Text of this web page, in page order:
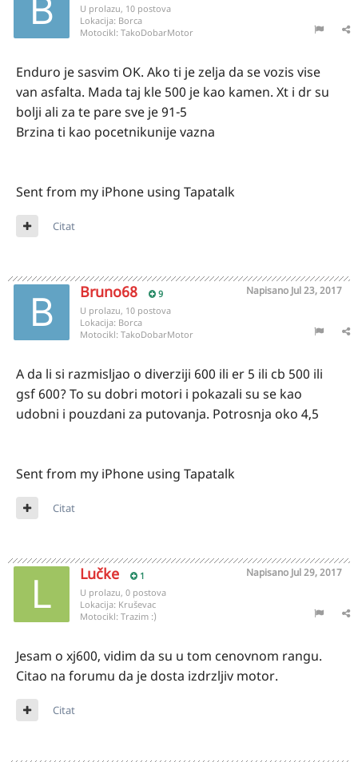
U prolazu, 10 postova
Lokacija: Borca
Motocikl: TakoDobarMotor
Enduro je sasvim OK. Ako ti je zelja da se vozis vise
van asfalta. Mada taj kle 500 je kao kamen. Xt i dr su
bolji ali za te pare sve je 91-5
Brzina ti kao pocetnikunije vazna
Sent from my iPhone using Tapatalk
Citat
Bruno68 9 Napisano Jul 23, 2017
U prolazu, 10 postova
Lokacija: Borca
Motocikl: TakoDobarMotor
A da li si razmisljao o diverziji 600 ili er 5 ili cb 500 ili
gsf 600? To su dobri motori i pokazali su se kao
udobni i pouzdani za putovanja. Potrosnja oko 4,5
Sent from my iPhone using Tapatalk
Citat
Lučke 1 Napisano Jul 29, 2017
U prolazu, 0 postova
Lokacija: Kruševac
Motocikl: Trazim :)
Jesam o xj600, vidim da su u tom cenovnom rangu.
Citao na forumu da je dosta izdrzljiv motor.
Citat